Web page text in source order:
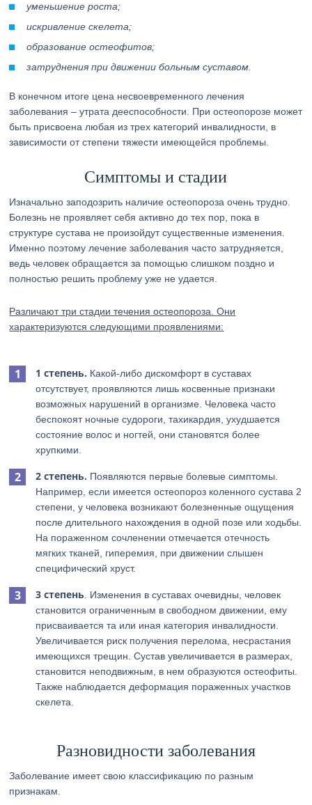
уменьшение роста;
искривление скелета;
образование остеофитов;
затруднения при движении больным суставом.
В конечном итоге цена несвоевременного лечения
заболевания – утрата дееспособности. При остеопорозе может
быть присвоена любая из трех категорий инвалидности, в
зависимости от степени тяжести имеющейся проблемы.
Симптомы и стадии
Изначально заподозрить наличие остеопороза очень трудно.
Болезнь не проявляет себя активно до тех пор, пока в
структуре сустава не произойдут существенные изменения.
Именно поэтому лечение заболевания часто затрудняется,
ведь человек обращается за помощью слишком поздно и
полностью решить проблему уже не удается.
Различают три стадии течения остеопороза. Они
характеризуются следующими проявлениями:
1 степень. Какой-либо дискомфорт в суставах
отсутствует, проявляются лишь косвенные признаки
возможных нарушений в организме. Человека часто
беспокоят ночные судороги, тахикардия, ухудшается
состояние волос и ногтей, они становятся более
хрупкими.
2 степень. Появляются первые болевые симптомы.
Например, если имеется остеопороз коленного сустава 2
степени, у человека возникают болезненные ощущения
после длительного нахождения в одной позе или ходьбы.
На пораженном сочленении отмечается отечность
мягких тканей, гиперемия, при движении слышен
специфический хруст.
3 степень . Изменения в суставах очевидны, человек
становится ограниченным в свободном движении, ему
присваивается та или иная категория инвалидности.
Увеличивается риск получения перелома, несрастания
имеющихся трещин. Сустав увеличивается в размерах,
становится неподвижным, в нем образуются остеофиты.
Также наблюдается деформация пораженных участков
скелета.
Разновидности заболевания
Заболевание имеет свою классификацию по разным
признакам.